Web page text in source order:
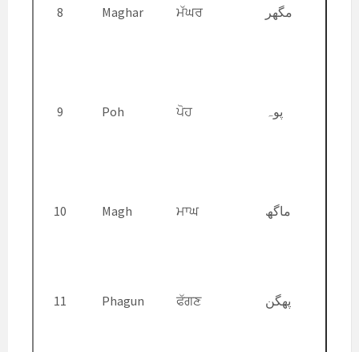
8 Maghar ਮੱਘਰ مگھر
9 Poh ਪੋਹ پوہ
10 Magh ਮਾਘ ماگھ
11 Phagun ਫੱਗਣ پھگن